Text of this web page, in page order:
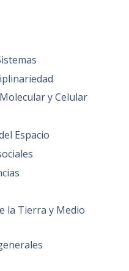
y Celular
Espacio
la Tierra y Medio